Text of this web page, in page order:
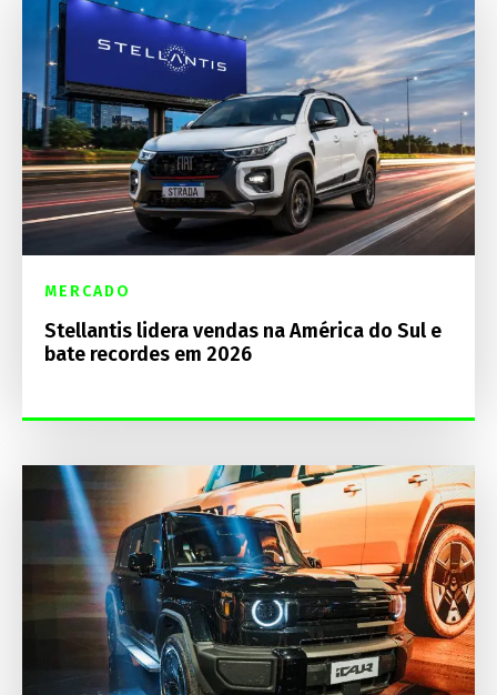
MERCADO
Stellantis lidera vendas na América do Sul e
bate recordes em 2026